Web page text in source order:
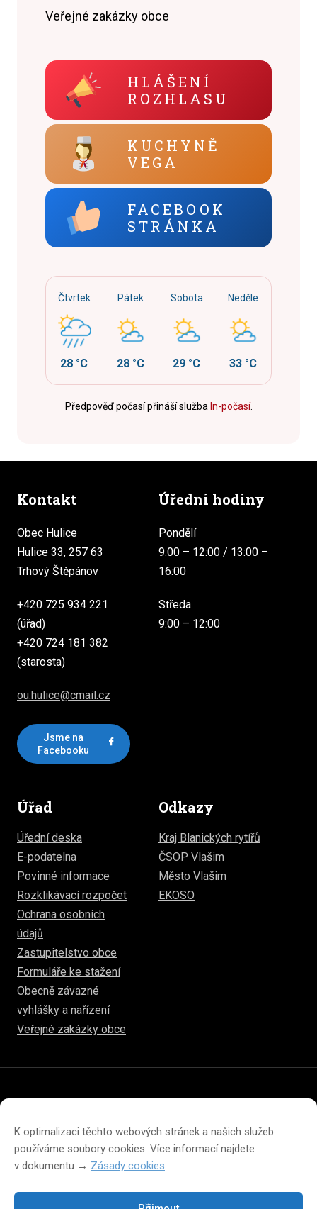
K optimalizaci těchto webových stránek a našich služeb
používáme soubory cookies. Více informací najdete
v dokumentu → Zásady cookies
Veřejné zakázky obce
HLÁŠENÍ
ROZHLASU
KUCHYNĚ
VEGA
FACEBOOK
STRÁNKA
Čtvrtek
28 °C
Pátek
28 °C
Sobota
29 °C
Neděle
33 °C
Předpověď počasí přináší služba In-počasí.
Kontakt
Obec Hulice
Hulice 33, 257 63
Trhový Štěpánov
+420 725 934 221
(úřad)
+420 724 181 382
(starosta)
ou.hulice@cmail.cz
Jsme na
Facebooku
Úřední hodiny
Pondělí
9:00 – 12:00 / 13:00 –
16:00
Středa
9:00 – 12:00
Úřad
Úřední deska
E-podatelna
Povinné informace
Rozklikávací rozpočet
Ochrana osobních
údajů
Zastupitelstvo obce
Formuláře ke stažení
Obecně závazné
vyhlášky a nařízení
Veřejné zakázky obce
Odkazy
Kraj Blanických rytířů
ČSOP Vlašim
Město Vlašim
EKOSO
Prohlášení o přístupnosti
Prohlášení o ochraně soukromí
Zásady cookies (EU)